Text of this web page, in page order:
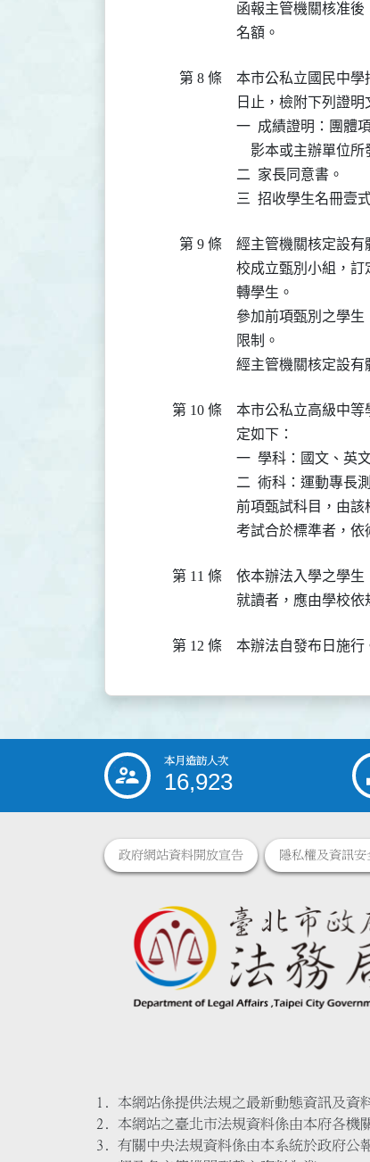
函報主管機關核准
名額。
第 8 條
本市公私立國民中學
日止，檢附下列證明
一  成績證明：團體
影本或主辦單位
二  家長同意書。
三  招收學生名冊壹
第 9 條
經主管機關核定設有
校成立甄別小組，訂
轉學生。
參加前項甄別之學生
限制。
經主管機關核定設有
第 10 條
本市公私立高級中等
定如下：
一  學科：國文、英
二  術科：運動專長
前項甄試科目，由該
考試合於標準者，依
第 11 條
依本辦法入學之學生
就讀者，應由學校依
第 12 條 本辦法自發布日施行
::: 本月造訪人次
16,923
政府網站資料開放宣告 隱私權及資訊安
本網站係提供法規之最新動態資訊及資
本網站之臺北市法規資料係由本府各機
有關中央法規資料係由本系統於政府公